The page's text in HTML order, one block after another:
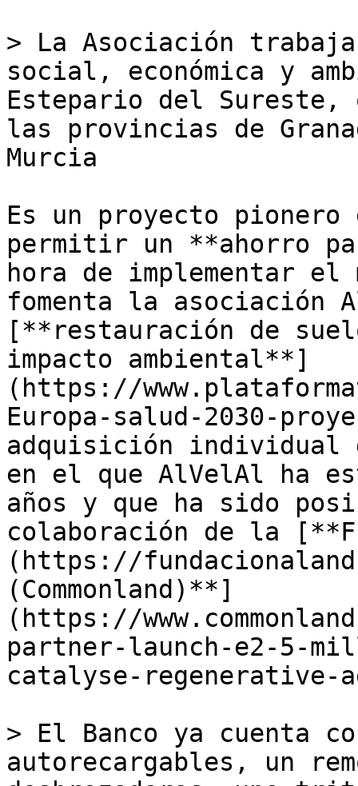
> La Asociación
social, económica y
Estepario del Sureste,
las provincias de
Murcia
Es un proyecto pionero
permitir un **ahorro
hora de implementar
fomenta la asociación
[**restauración de
impacto ambiental**]
(https://
Europa-salud-2030-
adquisición individual
en el que AlVelAl ha
años y que ha sido
colaboración de la
(https://
(Commonland)**]
(https://
partner-launch-e2-5-
catalyse-
> El Banco ya cuenta
autorecargables, un